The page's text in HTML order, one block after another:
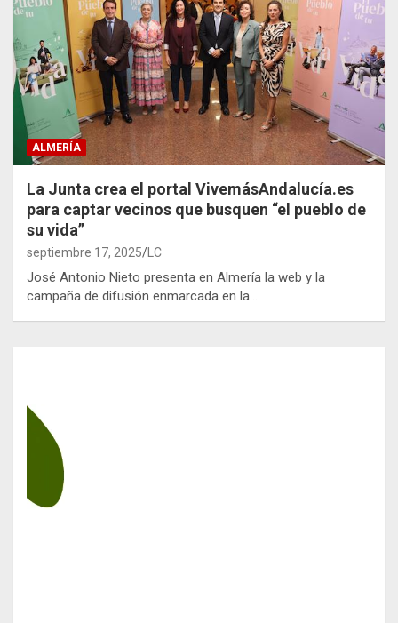
ALMERÍA
La Junta crea el portal VivemásAndalucía.es
para captar vecinos que busquen “el pueblo de
su vida”
septiembre 17, 2025 LC
José Antonio Nieto presenta en Almería la web y la
campaña de difusión enmarcada en la…